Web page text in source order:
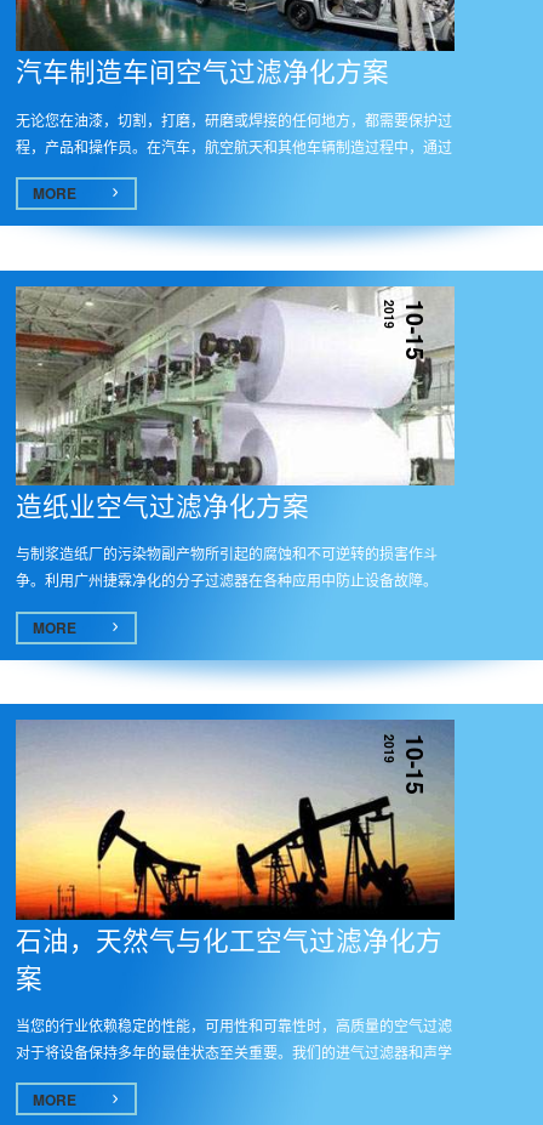
汽车制造车间空气过滤净化方案
无论您在油漆，切割，打磨，研磨或焊接的任何地方，都需要保护过
程，产品和操作员。在汽车，航空航天和其他车辆制造过程中，通过
出色...
MORE
10-15
2019
造纸业空气过滤净化方案
与制浆造纸厂的污染物副产物所引起的腐蚀和不可逆转的损害作斗
争。利用广州捷霖净化的分子过滤器在各种应用中防止设备故障。
MORE
10-15
2019
石油，天然气与化工空气过滤净化方
案
当您的行业依赖稳定的性能，可用性和可靠性时，高质量的空气过滤
对于将设备保持多年的最佳状态至关重要。我们的进气过滤器和声学
系统...
MORE